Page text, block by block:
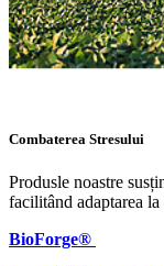
Combaterea Stresului
Produsle noastre
facilitând adaptarea
BioForge®